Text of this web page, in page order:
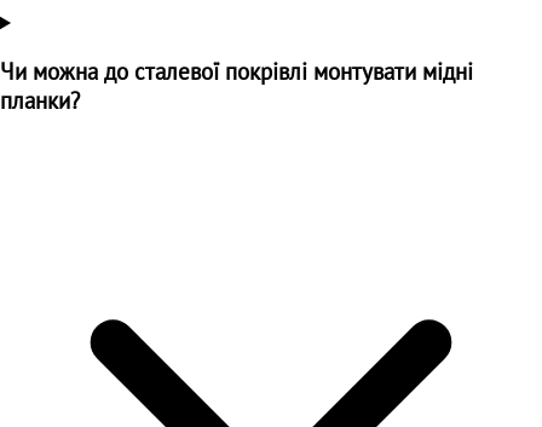
Чи можна до сталевої покрівлі монтувати мідні
планки?